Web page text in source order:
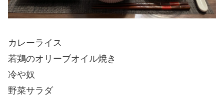
カレーライス
若鶏のオリーブオイル焼き
冷や奴
野菜サラダ